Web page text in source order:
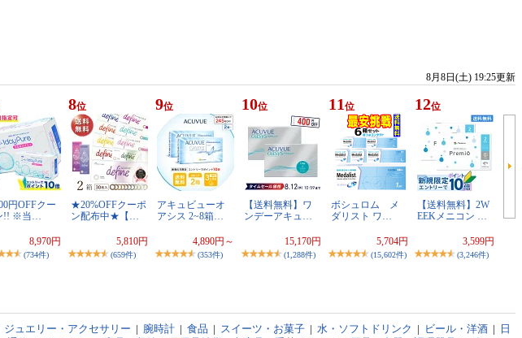
8月8日(土) 19:25更新
円OFFクー
!! ※当…
8,970円
(734件)
8位
★20%OFFクーポ
ン配布中★【…
5,810円
(659件)
9位
アキュビューオ
アシス 2~8箱…
4,890円～
(353件)
10位
【送料無料】ワ
ンデーアキュ…
15,170円
(1,288件)
11 位
ボシュロム メ
ダリスト ワ…
5,704円
(15,602件)
12位
【送料無料】2W
EEKメニコン …
3,599円
(3,246件)
ジュエリー・アクセサリー | 腕時計 | 食品 | スイーツ・お菓子 | 水・ソフトドリンク | ビール・洋酒 | 日